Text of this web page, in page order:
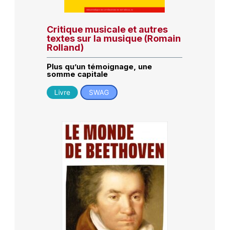
Critique musicale et autres
textes sur la musique (Romain
Rolland)
Plus qu’un témoignage, une
somme capitale
Livre SWAG